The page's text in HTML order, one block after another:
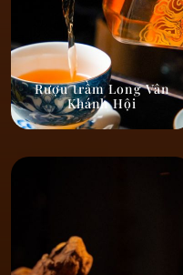
Rượu trầm Long Vân
Khánh Hội